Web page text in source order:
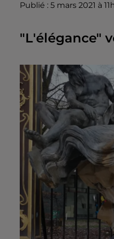
Publié : 5 mars 2021 à
"L'élégance"